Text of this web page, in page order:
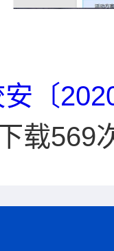
〔
载569